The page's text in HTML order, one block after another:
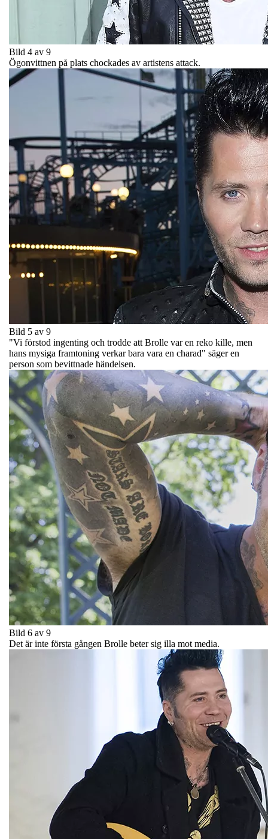
Bild 4 av 9
Ögonvittnen på plats chockades av artistens attack.
Bild 5 av 9
"Vi förstod ingenting och trodde att Brolle var en reko kille, men
hans mysiga framtoning verkar bara vara en charad" säger en
person som bevittnade händelsen.
Bild 6 av 9
Det är inte första gången Brolle beter sig illa mot media.